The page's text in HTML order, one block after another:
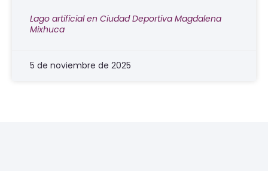
Lago artificial en Ciudad Deportiva Magdalena
Mixhuca
5 de noviembre de 2025